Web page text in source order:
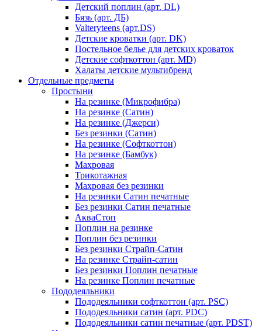
Детский поплин (арт. DL)
Бязь (арт. ДБ)
Valteryteens (арт.DS)
Детские кроватки (арт. DK)
Постельное белье для детских кроваток
Детские софткоттон (арт. MD)
Халаты детские мультибренд
Отдельные предметы
Простыни
На резинке (Микрофибра)
На резинке (Сатин)
На резинке (Джерси)
Без резинки (Сатин)
На резинке (Софткоттон)
На резинке (Бамбук)
Махровая
Трикотажная
Махровая без резинки
На резинки Сатин печатные
Без резинки Сатин печатные
АкваСтоп
Поплин на резинке
Поплин без резинки
Без резинки Страйп-Сатин
На резинке Страйп-сатин
Без резинки Поплин печатные
На резинке Поплин печатные
Пододеяльники
Пододеяльники софткоттон (арт. PSC)
Пододеяльники сатин (арт. PDC)
Пододеяльники сатин печатные (арт. PDST)